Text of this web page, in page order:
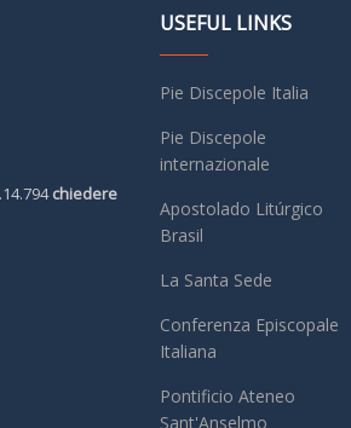
chiedere
USEFUL LINKS
Pie Discepole Italia
Pie Discepole
internazionale
Apostolado Litúrgico
Brasil
La Santa Sede
Conferenza Episcopale
Italiana
Pontificio Ateneo
Sant'Anselmo